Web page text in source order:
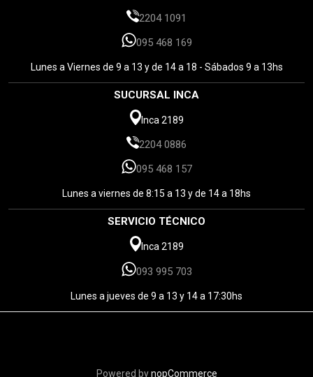
2204 1091
095 468 169
Lunes a Viernes de 9 a 13 y de 14 a 18 - Sábados 9 a 13hs
SUCURSAL INCA
Inca 2189
2204 0886
095 468 157
Lunes a viernes de 8:15 a 13 y de 14 a 18hs
SERVICIO TÉCNICO
Inca 2189
093 995 703
Lunes a jueves de 9 a 13 y 14 a 17:30hs
Powered bynopCommerce